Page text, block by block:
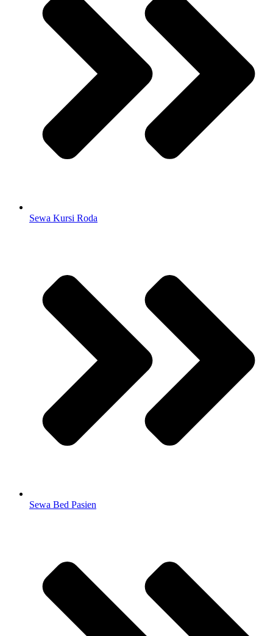
Sewa Kursi Roda
Sewa Bed Pasien